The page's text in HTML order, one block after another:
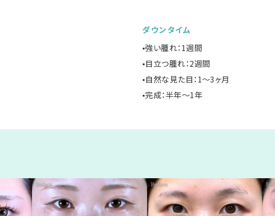
ダウンタイム
•強い腫れ：1週間
•目立つ腫れ：2週間
•自然な見た目：1〜3ヶ月
•完成：半年〜1年